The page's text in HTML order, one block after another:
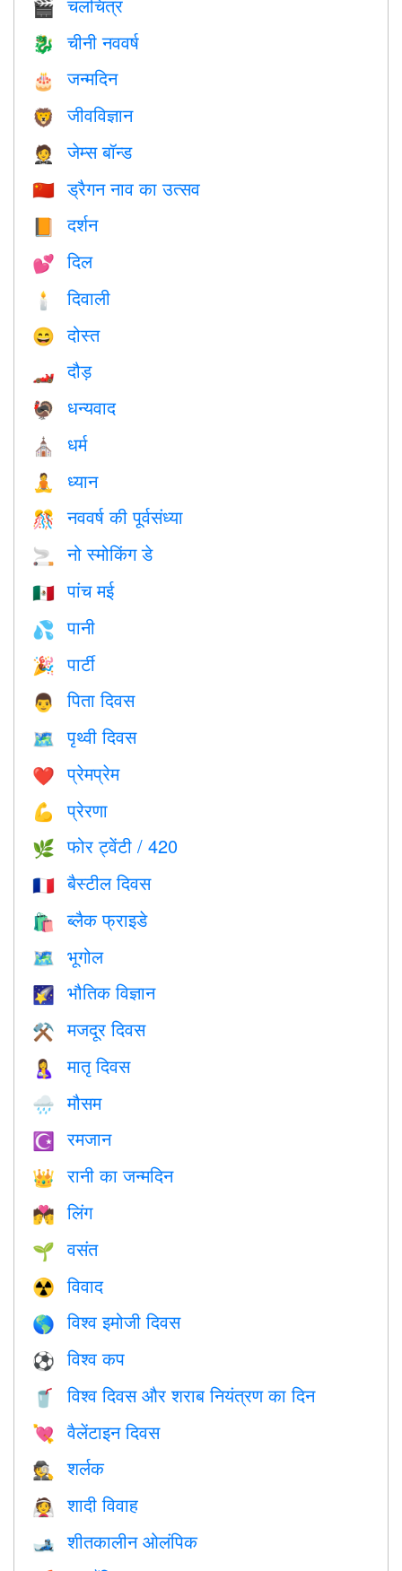
🎬
🐉 चीनी नववर्ष
🎂 जन्मदिन
🦁 जीवविज्ञान
🤵 जेम्स बॉन्ड
🇨🇳 ड्रैगन नाव का उत्सव
📙 दर्शन
💕 दिल
🕯 दिवाली
😄 दोस्त
🏎 दौड़
🦃 धन्यवाद
⛪️ धर्म
🧘 ध्यान
🎊 नववर्ष की पूर्वसंध्या
🚬 नो स्मोकिंग डे
🇲🇽 पांच मई
💦 पानी
🎉 पार्टी
👨 पिता दिवस
🗺️ पृथ्वी दिवस
❤️️ प्रेमप्रेम
💪 प्रेरणा
🌿 फोर ट्वेंटी / 420
🇫🇷 बैस्टील दिवस
🛍 ब्लैक फ्राइडे
🗺 भूगोल
🌠 भौतिक विज्ञान
⚒️ मजदूर दिवस
🤱 मातृ दिवस
🌧 मौसम
☪️ रमजान
👑 रानी का जन्मदिन
💏 लिंग
🌱 वसंत
☢️ विवाद
🌎 विश्व इमोजी दिवस
⚽ विश्व कप
🥤 विश्व दिवस और शराब नियंत्रण का दिन
💘 वैलेंटाइन दिवस
🕵️ शर्लक
👰 शादी विवाह
🎿 शीतकालीन ओलंपिक